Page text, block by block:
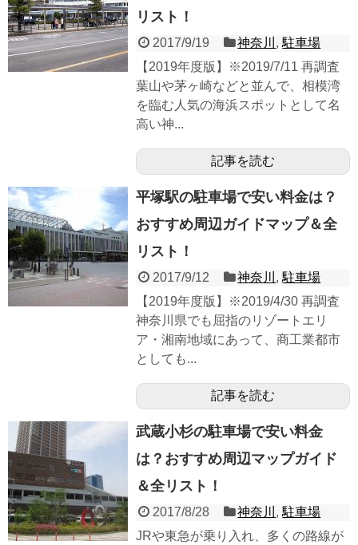
リスト！
2017/9/19 神奈川 ,駐車場
【2019年度版】※2019/7/11 再調査
葉山や茅ヶ崎などと並んで、相模湾
を臨む人気の海浜スポットとして名
高い神...
記事を読む
平塚駅の駐車場で安い料金は？
おすすめ周辺ガイドマップ＆全
リスト！
2017/9/12 神奈川 ,駐車場
【2019年度版】※2019/4/30 再調査
神奈川県でも屈指のリゾートエリ
ア・湘南地域にあって、商工業都市
としても...
記事を読む
武蔵小杉の駐車場で安い料金
は？おすすめ周辺マップガイド
＆全リスト！
2017/8/28 神奈川 ,駐車場
JRや東急が乗り入れ、多くの路線が